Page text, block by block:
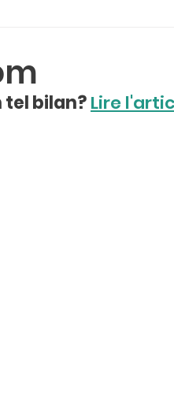
bilan?Lire